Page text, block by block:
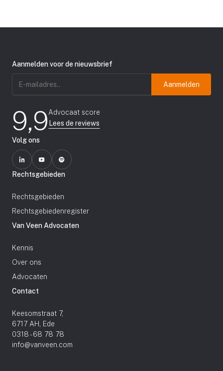
Aanmelden voor de nieuwsbrief
9,9Advocaat score
Lees de reviews
Volg ons
Rechtsgebieden
Rechtsgebieden
Rechtsgebiedenregister
Van Veen Advocaten
Kennis
Over ons
Advocaten
Contact
Keesomstraat 7,
6717 AH, Ede
0318 - 68 78 78
info@vanveen.com